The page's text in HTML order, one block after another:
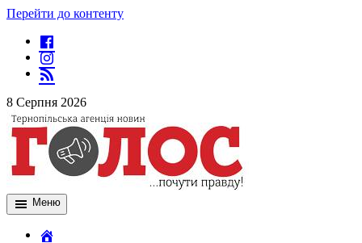
Перейти до контенту
8 Серпня 2026
Меню